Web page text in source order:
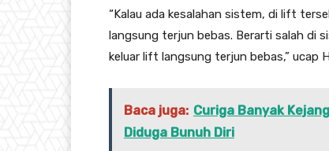
“Kalau ada kesalahan sistem, di lift
langsung terjun bebas. Berarti salah di
keluar lift langsung terjun bebas,” ucap
Baca juga: Curiga Banyak
Diduga Bunuh Diri